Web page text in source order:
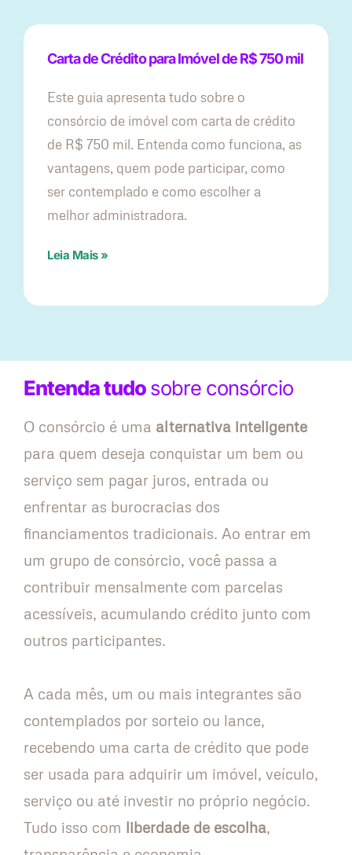
Carta de Crédito para Imóvel de R$ 750 mil
Este guia apresenta tudo sobre o
consórcio de imóvel com carta de crédito
de R$ 750 mil. Entenda como funciona, as
vantagens, quem pode participar, como
ser contemplado e como escolher a
melhor administradora.
Leia Mais »
Entenda tudosobre consórcio
O consórcio é uma alternativa inteligente
para quem deseja conquistar um bem ou
serviço sem pagar juros, entrada ou
enfrentar as burocracias dos
financiamentos tradicionais. Ao entrar em
um grupo de consórcio, você passa a
contribuir mensalmente com parcelas
acessíveis, acumulando crédito junto com
outros participantes.
A cada mês, um ou mais integrantes são
contemplados por sorteio ou lance,
recebendo uma carta de crédito que pode
ser usada para adquirir um imóvel, veículo,
serviço ou até investir no próprio negócio.
Tudo isso com liberdade de escolha,